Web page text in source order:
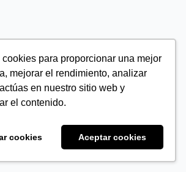
para proporcionar una mejor
mejorar el rendimiento, analizar
en nuestro sitio web y
el contenido.
cookies Aceptar cookies